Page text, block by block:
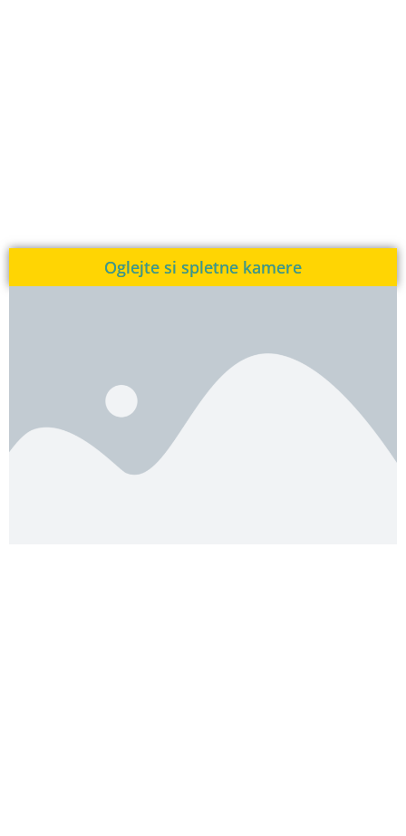
Oglejte si spletne kamere